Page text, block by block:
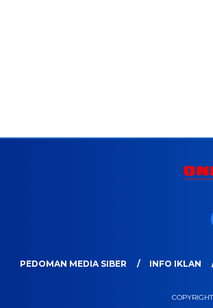
PEDOMAN MEDIA SIBER INFO IKLAN